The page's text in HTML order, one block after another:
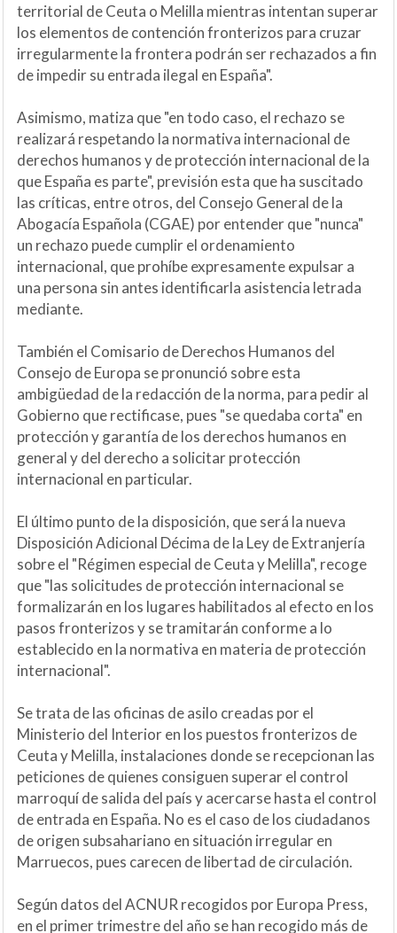
territorial de Ceuta o Melilla mientras intentan superar
los elementos de contención fronterizos para cruzar
irregularmente la frontera podrán ser rechazados a fin
de impedir su entrada ilegal en España".
Asimismo, matiza que "en todo caso, el rechazo se
realizará respetando la normativa internacional de
derechos humanos y de protección internacional de la
que España es parte", previsión esta que ha suscitado
las críticas, entre otros, del Consejo General de la
Abogacía Española (CGAE) por entender que "nunca"
un rechazo puede cumplir el ordenamiento
internacional, que prohíbe expresamente expulsar a
una persona sin antes identificarla asistencia letrada
mediante.
También el Comisario de Derechos Humanos del
Consejo de Europa se pronunció sobre esta
ambigüedad de la redacción de la norma, para pedir al
Gobierno que rectificase, pues "se quedaba corta" en
protección y garantía de los derechos humanos en
general y del derecho a solicitar protección
internacional en particular.
El último punto de la disposición, que será la nueva
Disposición Adicional Décima de la Ley de Extranjería
sobre el "Régimen especial de Ceuta y Melilla", recoge
que "las solicitudes de protección internacional se
formalizarán en los lugares habilitados al efecto en los
pasos fronterizos y se tramitarán conforme a lo
establecido en la normativa en materia de protección
internacional".
Se trata de las oficinas de asilo creadas por el
Ministerio del Interior en los puestos fronterizos de
Ceuta y Melilla, instalaciones donde se recepcionan las
peticiones de quienes consiguen superar el control
marroquí de salida del país y acercarse hasta el control
de entrada en España. No es el caso de los ciudadanos
de origen subsahariano en situación irregular en
Marruecos, pues carecen de libertad de circulación.
Según datos del ACNUR recogidos por Europa Press,
en el primer trimestre del año se han recogido más de